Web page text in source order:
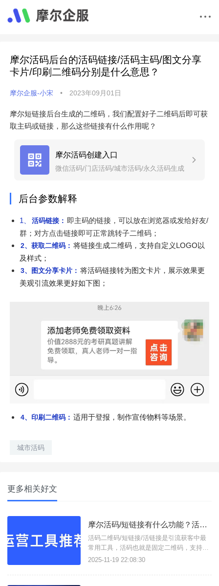
摩尔活码后台的活码链接/活码主码/图文分享
卡片/印刷二维码分别是什么意思？
摩尔企服-小宋 • 2023年09月01日
摩尔短链接后台生成的二维码，我们配置好子二维码后即可获
取主码或链接，那么这些链接有什么作用呢？
摩尔活码创建入口
微信活码/门店活码/城市活码/永久活码生成
后台参数解释
1、 活码链接： 即主码的链接，可以放在浏览器或发给好友/
群；对方点击链接即可正常跳转子二维码；
2、获取二维码： 将链接生成二维码，支持自定义LOGO以
及样式；
3、图文分享卡片： 将活码链接转为图文卡片，展示效果更
美观引流效果更好如下图；
4、印刷二维码： 适用于登报，制作宣传物料等场景。
城市活码
更多相关好文
摩尔活码/短链接有什么功能？活码二维码/活链接如何在线生成？
活码二维码/短链接/活链接是引流获客中最
常用工具，活码也就是固定二维码，支持按
设定展示多个子码，并实现动态更新二维
条链接合并成一条活链接，可实时更改子链
2025-11-19 22:08:30